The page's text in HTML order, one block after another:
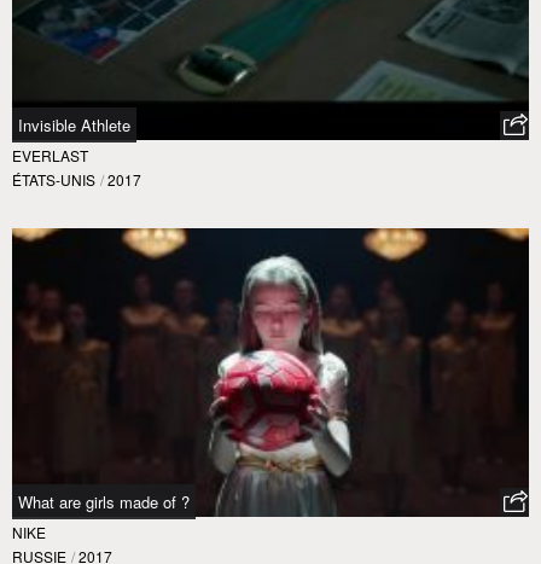
Invisible Athlete
EVERLAST
ÉTATS-UNIS / 2017
What are girls made of ?
NIKE
RUSSIE / 2017